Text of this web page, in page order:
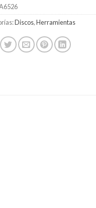
Discos,Herramientas